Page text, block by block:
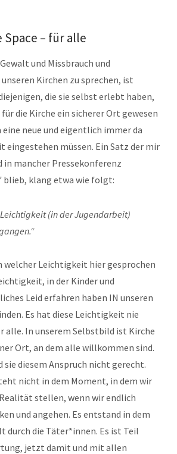
Space – für alle
und Missbrauch und
Kirchen zu sprechen, ist
die sie selbst erlebt haben,
die Kirche ein sicherer Ort gewesen
eine neue und eigentlich immer da
eingestehen müssen. Ein Satz der mir
in mancher Pressekonferenz
blieb, klang etwa wie folgt:
Leichtigkeit (in der Jugendarbeit)
welcher Leichtigkeit hier gesprochen
in der Kinder und
Leid erfahren haben IN unseren
Es hat diese Leichtigkeit nie
alle. In unserem Selbstbild ist Kirche
Ort, an dem alle willkommen sind.
sie diesem Anspruch nicht gerecht.
nicht in dem Moment, in dem wir
stellen, wenn wir endlich
und angehen. Es entstand in dem
durch die Täter*innen. Es ist Teil
jetzt damit und mit allen